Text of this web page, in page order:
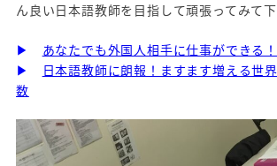
ん良い日本語教師を目指して頑張ってみて下
▶
あなたでも外国人相手に仕事ができる
▶
日本語教師に朗報！ますます増える世
数